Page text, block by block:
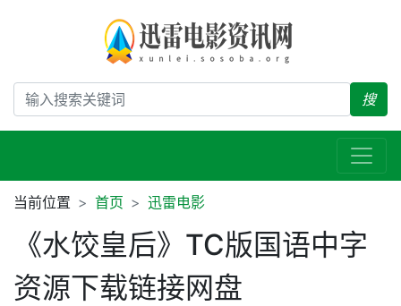
搜
当前位置 首页 迅雷电影
《水饺皇后》TC版国语中字
资源下载链接网盘